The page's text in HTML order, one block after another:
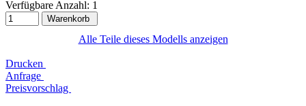
Verfügbare Anzahl: 1
Warenkorb
Alle Teile dieses Modells anzeigen
Drucken
Anfrage
Preisvorschlag